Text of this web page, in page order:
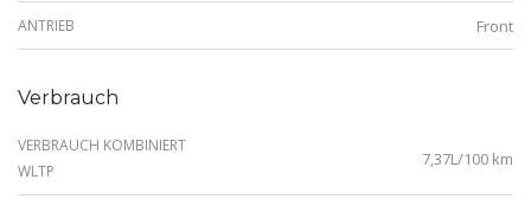
ANTRIEB Front
Verbrauch
VERBRAUCH KOMBINIERT
WLTP
7,37L/100 km